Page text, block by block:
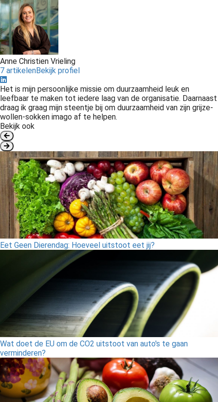
Anne Christien Vrieling
7 artikelenBekijk profiel
Het is mijn persoonlijke missie om duurzaamheid leuk en
leefbaar te maken tot iedere laag van de organisatie. Daarnaast
draag ik graag mijn steentje bij om duurzaamheid van zijn grijze-
wollen-sokken imago af te helpen.
Bekijk ook
Eet Geen Dierendag: Hoeveel uitstoot eet jij?
Wat doet de EU om de CO2 uitstoot van auto's te gaan
verminderen?